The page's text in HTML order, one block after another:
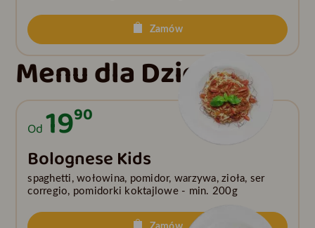
Zamów
Menu dla Dzieci
Od1990
Bolognese Kids
spaghetti, wołowina, pomidor, warzywa, zioła, ser
corregio, pomidorki koktajlowe - min. 200g